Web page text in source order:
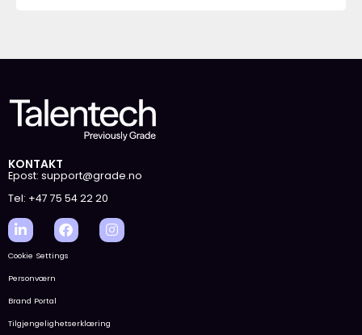
KONTAKT
Epost: support@grade.no
Tel: +47 75 54 22 20
Cookie Settings
Personværn
Brand Portal
Tilgjengelighetserklæring